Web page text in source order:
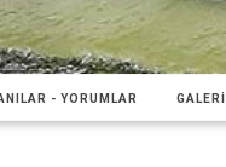
- YORUMLAR GALERİ